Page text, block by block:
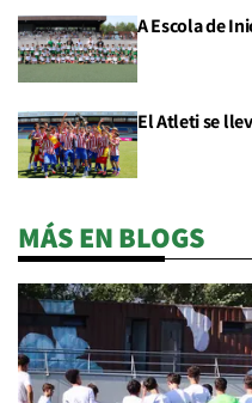
A Escola de
El Atleti se
MÁS EN BLOGS